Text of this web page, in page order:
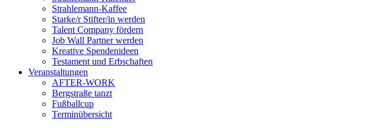
Strahlemann-Kaffee
Starke/r Stifter/in werden
Talent Company fördern
Job Wall Partner werden
Kreative Spendenideen
Testament und Erbschaften
Veranstaltungen
AFTER-WORK
Bergstraße tanzt
Fußballcup
Terminübersicht